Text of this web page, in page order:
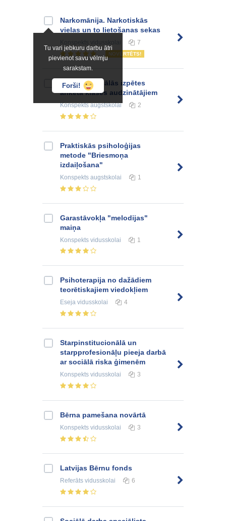
Tu vari jebkuru darbu ātri
pievienot savu vēlmju
sarakstam.
Forši!
Narkomānija. Narkotiskās
vielas un to lietošanas sekas
7
NOVĒRTĒTS!
Skolēna sociālās izpētes
anketa klases audzinātājiem
Konspektsaugstskolai 2
Praktiskās psiholoģijas
metode "Briesmoņa
izdaiļošana"
Konspekts augstskolai 1
Garastāvokļa "melodijas"
maiņa
Konspekts vidusskolai 1
Psihoterapija no dažādiem
teorētiskajiem viedokļiem
Eseja vidusskolai 4
Starpinstitucionālā un
starpprofesionāļu pieeja darbā
ar sociālā riska ģimenēm
Konspekts vidusskolai 3
Bērna pamešana novārtā
Konspekts vidusskolai 3
Latvijas Bērnu fonds
Referāts vidusskolai 6